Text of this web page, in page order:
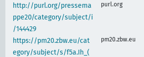
http://purl.org/pressema
ppe20/category/subject/i
/144429
purl.org
https://pm20.zbw.eu/cat
egory/subject/s/f5a.Ih_(
pm20.zbw.eu